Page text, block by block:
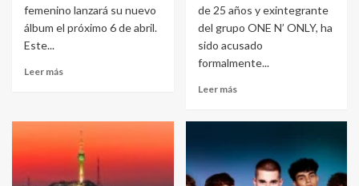
femenino lanzará su nuevo
álbum el próximo 6 de abril.
Este...
Leer más
de 25 años y exintegrante
del grupo ONE N’ ONLY, ha
sido acusado
formalmente...
Leer más